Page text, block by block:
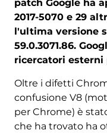
patch Google ha
2017-5070 e 29
l'ultima versione
59.0.3071.86.
ricercatori
Oltre i difetti
confusione V8
per Chrome) è
che ha trovato ha